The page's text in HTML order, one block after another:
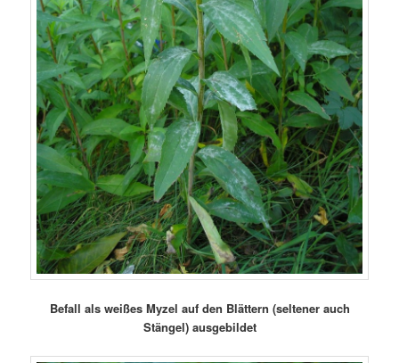
Befall als weißes Myzel auf den Blättern (seltener auch
Stängel) ausgebildet